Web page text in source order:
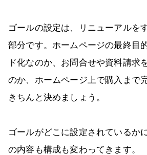
ゴールの設定は、リニューアルを
部分です。ホームページの最終目
ド化なのか、お問合せや資料請求
のか、ホームページ上で購入まで
きちんと決めましょう。
ゴールがどこに設定されているか
の内容も構成も変わってきます。